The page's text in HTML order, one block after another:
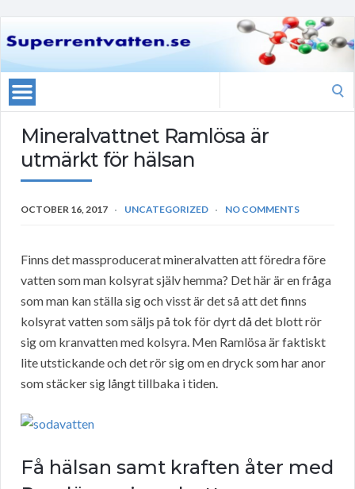
Mineralvattnet Ramlösa är
utmärkt för hälsan
OCTOBER 16, 2017 UNCATEGORIZED NO COMMENTS
Finns det massproducerat mineralvatten att föredra före
vatten som man kolsyrat själv hemma? Det här är en fråga
som man kan ställa sig och visst är det så att det finns
kolsyrat vatten som säljs på tok för dyrt då det blott rör
sig om kranvatten med kolsyra. Men Ramlösa är faktiskt
lite utstickande och det rör sig om en dryck som har anor
som stäcker sig långt tillbaka i tiden.
Få hälsan samt kraften åter med